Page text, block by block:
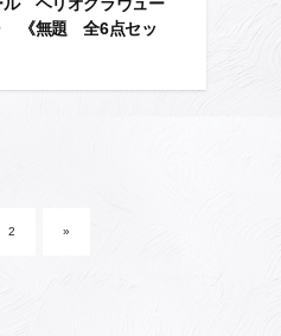
ル ヘリオグラヴュー
《無題 全6点セッ
2 »